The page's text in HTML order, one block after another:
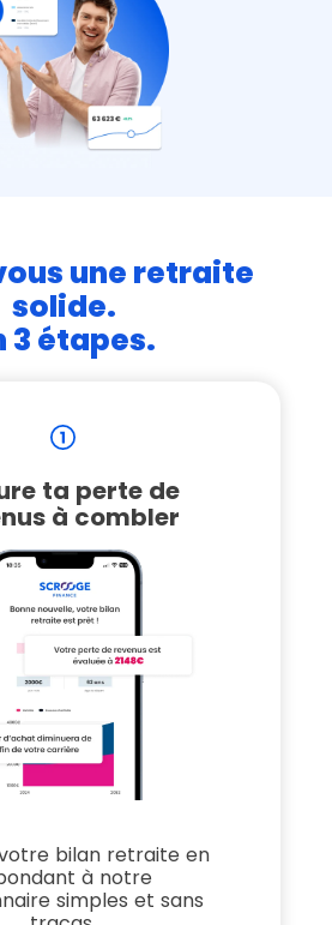
une retraite
solide.
3 étapes.
ta perte de
à combler
bilan retraite en
à notre
simples et sans